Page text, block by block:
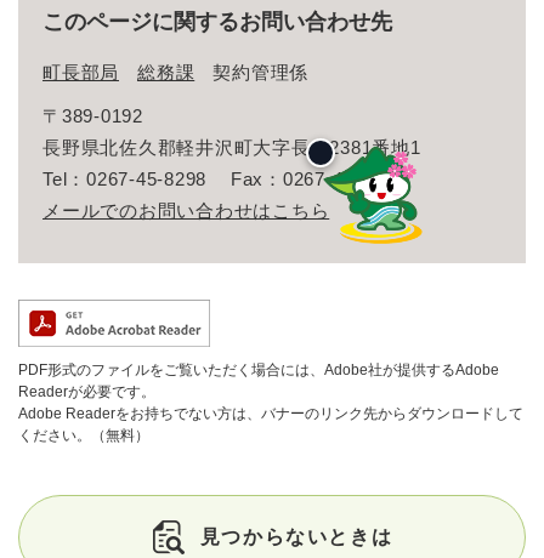
このページに関するお問い合わせ先
町長部局 総務課 契約管理係
〒389-0192
長野県北佐久郡軽井沢町大字長倉2381番地1
Tel：0267-45-8298
Fax：0267-46-3165
メールでのお問い合わせはこちら
PDF形式のファイルをご覧いただく場合には、Adobe社が提供するAdobe
Readerが必要です。
Adobe Readerをお持ちでない方は、バナーのリンク先からダウンロードして
ください。（無料）
見つからないときは